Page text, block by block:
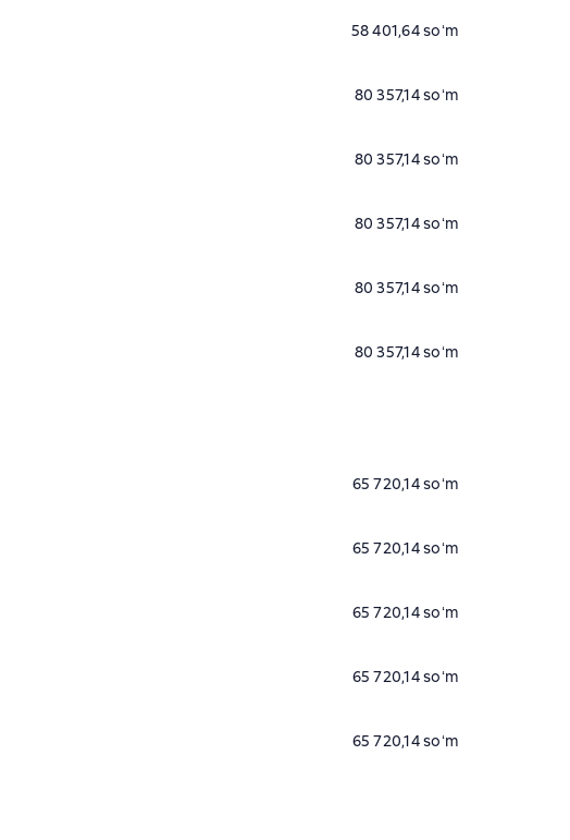
58 401,64 soʻm
80 357,14 soʻm
80 357,14 soʻm
80 357,14 soʻm
80 357,14 soʻm
80 357,14 soʻm
65 720,14 soʻm
65 720,14 soʻm
65 720,14 soʻm
65 720,14 soʻm
65 720,14 soʻm